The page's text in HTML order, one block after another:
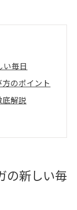
毎日
のポイント
解説
めの工夫
ツ
の新しい毎